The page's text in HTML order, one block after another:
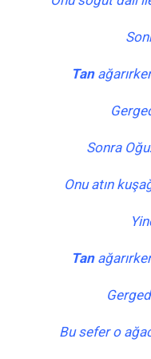
Tan
Sonra
Onu atın
Tan
Bu sefer o